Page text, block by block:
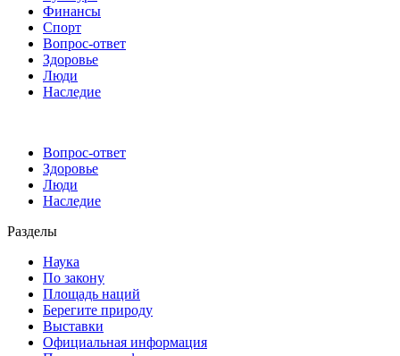
Финансы
Спорт
Вопрос-ответ
Здоровье
Люди
Наследие
Вопрос-ответ
Здоровье
Люди
Наследие
Разделы
Наука
По закону
Площадь наций
Берегите природу
Выставки
Официальная информация